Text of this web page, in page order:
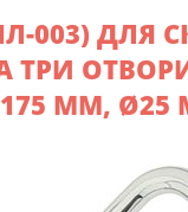
003) ДЛЯ
ТРИ
ММ, Ø25